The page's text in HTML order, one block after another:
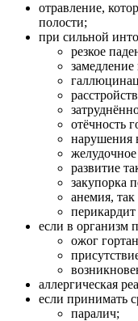
отравление,
полости;
при сильной
резкое
замедление
отёчность
нарушения
развитие
закупорка
анемия, так
если в организм
ожог
аллергическая
если принимать
паралич;